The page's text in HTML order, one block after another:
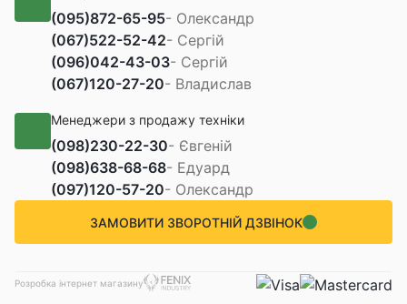
(095)872-65-95- Олександр
(067)522-52-42- Сергій
(096)042-43-03- Сергій
(067)120-27-20- Владислав
Менеджери з продажу техніки
(098)230-22-30- Євгеній
(098)638-68-68- Едуард
(097)120-57-20- Олександр
Розробка інтернет магазину
ЗАМОВИТИ ЗВОРОТНІЙ ДЗВІНОК